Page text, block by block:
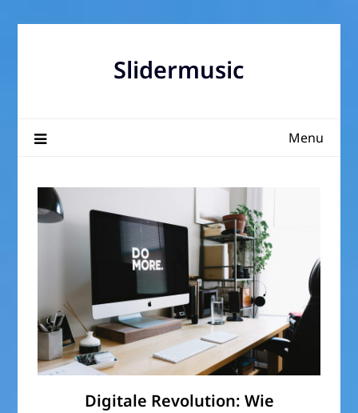
Slidermusic
Menu
Digitale Revolution: Wie